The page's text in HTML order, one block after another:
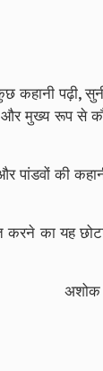
कहानी पढ़ी,
और मुख्य रूप से
पांडवों की
का यह
अशोक